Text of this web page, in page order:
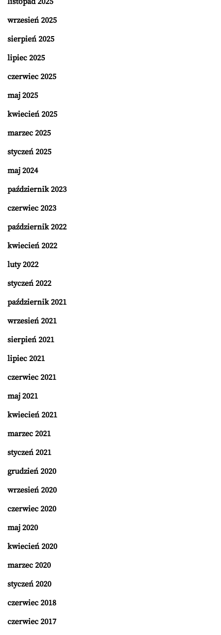
wrzesień 2025
sierpień 2025
lipiec 2025
czerwiec 2025
maj 2025
kwiecień 2025
marzec 2025
styczeń 2025
maj 2024
październik 2023
czerwiec 2023
październik 2022
kwiecień 2022
luty 2022
styczeń 2022
październik 2021
wrzesień 2021
sierpień 2021
lipiec 2021
czerwiec 2021
maj 2021
kwiecień 2021
marzec 2021
styczeń 2021
grudzień 2020
wrzesień 2020
czerwiec 2020
maj 2020
kwiecień 2020
marzec 2020
styczeń 2020
czerwiec 2018
czerwiec 2017